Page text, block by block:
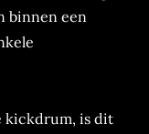
binnen een
kickdrum, is dit